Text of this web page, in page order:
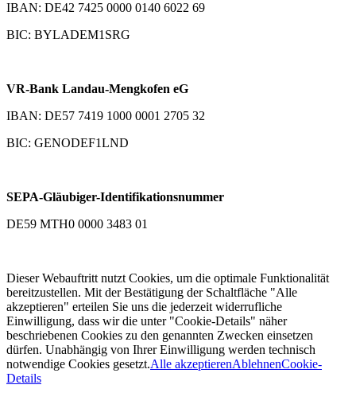
IBAN: DE42 7425 0000 0140 6022 69
BIC: BYLADEM1SRG
VR-Bank Landau-Mengkofen eG
IBAN: DE57 7419 1000 0001 2705 32
BIC: GENODEF1LND
SEPA-Gläubiger-Identifikationsnummer
DE59 MTH0 0000 3483 01
Dieser Webauftritt nutzt Cookies, um die optimale Funktionalität
bereitzustellen. Mit der Bestätigung der Schaltfläche "Alle
akzeptieren" erteilen Sie uns die jederzeit widerrufliche
Einwilligung, dass wir die unter "Cookie-Details" näher
beschriebenen Cookies zu den genannten Zwecken einsetzen
dürfen. Unabhängig von Ihrer Einwilligung werden technisch
notwendige Cookies gesetzt.Alle akzeptierenAblehnenCookie-
Details